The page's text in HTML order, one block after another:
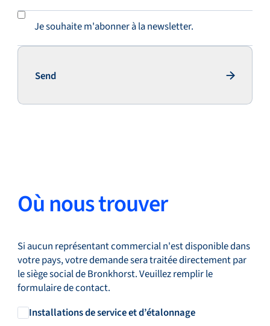
Je souhaite m'abonner à la newsletter.
Send
Soumettre
Où nous trouver
Si aucun représentant commercial n'est disponible dans
votre pays, votre demande sera traitée directement par
le siège social de Bronkhorst. Veuillez remplir le
formulaire de contact.
Installations de service et d’étalonnage